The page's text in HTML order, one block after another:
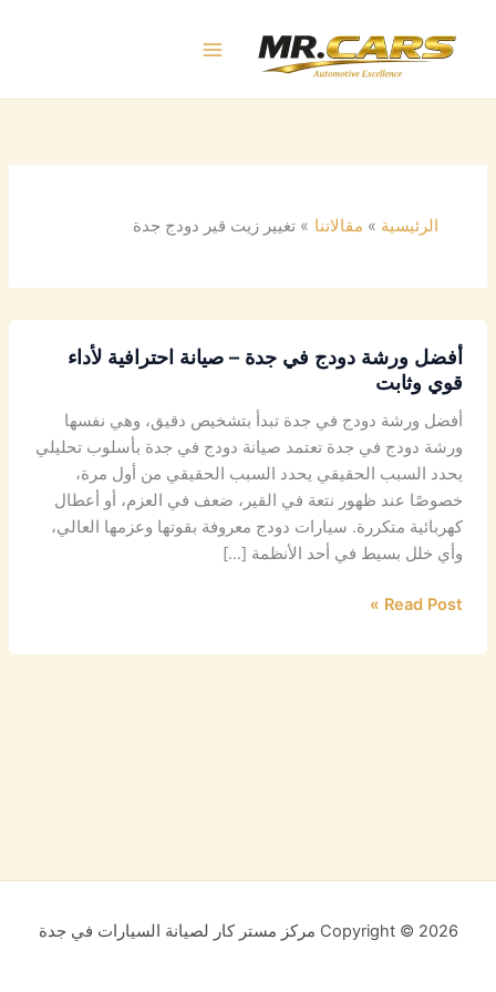
المحتوى
الرئيسية مقالاتنا تغيير زيت قير دودج جدة
أفضل ورشة دودج في جدة – صيانة احترافية لأداء
قوي وثابت
أفضل ورشة دودج في جدة تبدأ بتشخيص دقيق، وهي نفسها
ورشة دودج في جدة تعتمد صيانة دودج في جدة بأسلوب تحليلي
يحدد السبب الحقيقي يحدد السبب الحقيقي من أول مرة،
خصوصًا عند ظهور نتعة في القير، ضعف في العزم، أو أعطال
كهربائية متكررة. سيارات دودج معروفة بقوتها وعزمها العالي،
وأي خلل بسيط في أحد الأنظمة […]
Read Post »
Copyright © 2026 مركز مستر كار لصيانة السيارات في جدة